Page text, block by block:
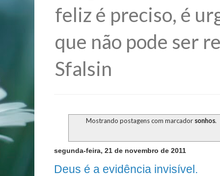
feliz é preciso, é
que não pode ser
Sfalsin
Mostrando postagens com marcador sonhos.
segunda-feira, 21 de novembro de 2011
Deus é a evidência invisível.